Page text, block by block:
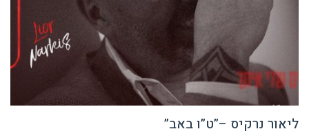
ליאור נרקיס –”ט”ו באב”